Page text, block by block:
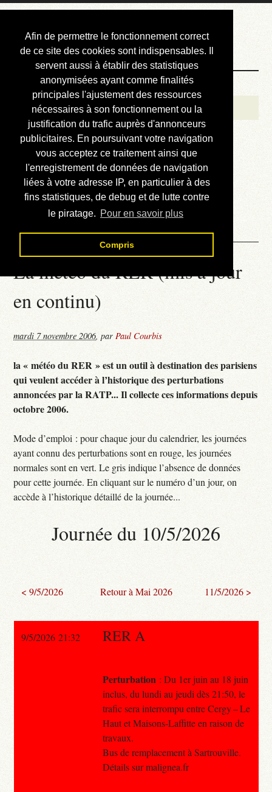
Afin de permettre le fonctionnement correct
de ce site des cookies sont indispensables. Il
servent aussi à établir des statistiques
anonymisées ayant comme finalités
principales l'ajustement des ressources
nécessaires à son fonctionnement ou la
justification du trafic auprès d'annonceurs
publicitaires. En poursuivant votre navigation
vous acceptez ce traitement ainsi que
l'enregistrement de données de navigation
liées à votre adresse IP, en particulier à des
fins statistiques, de debug et de lutte contre
le piratage. Pour en savoir plus
Compris
Courbis, « LE »
Blog Officiel
Bienvenue
Réalisations
Divers (et d’été)
Annonces
Liens externes
Téléchargement
Contact
La météo du RER (mis à jour
en continu)
mardi 7 novembre 2006,parPaul Courbis
la « météo du RER » est un outil à destination des parisiens
qui veulent accéder à l’historique des perturbations
annoncées par la RATP... Il collecte ces informations depuis
octobre 2006.
Mode d’emploi : pour chaque jour du calendrier, les journées
ayant connu des perturbations sont en rouge, les journées
normales sont en vert. Le gris indique l’absence de données
pour cette journée. En cliquant sur le numéro d’un jour, on
accède à l’historique détaillé de la journée...
Journée du 10/5/2026
< 9/5/2026 Retour à Mai 2026 11/5/2026 >
9/5/2026 21:32 RER A
Perturbation : Du 1er juin au 18 juin
inclus, du lundi au jeudi dès 21:50, le
trafic sera interrompu entre Cergy – Le
Haut et Maisons-Laffitte en raison de
travaux.
Bus de remplacement à Sartrouville.
Détails sur malignea.fr